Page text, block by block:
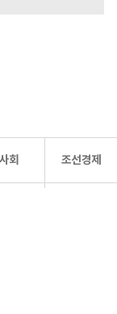
사회 조선경제